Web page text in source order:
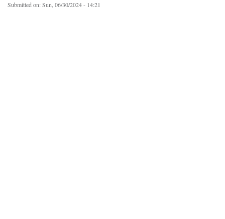
Submitted on:Sun, 06/30/2024 - 14:21